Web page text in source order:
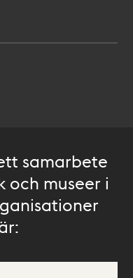
samarbete
och museer i